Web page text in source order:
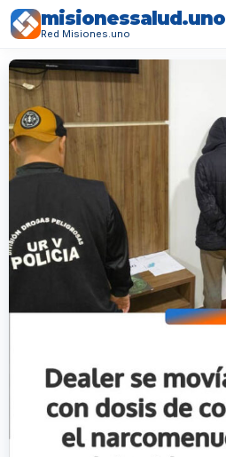
misionessalud.uno
Red Misiones.uno